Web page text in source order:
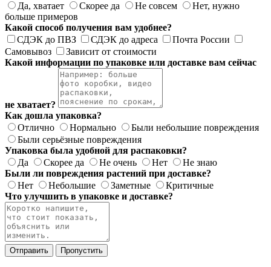
Да, хватает
Скорее да Не совсем
Нет, нужно
больше примеров
Какой способ получения вам удобнее?
СДЭК до ПВЗ
СДЭК до адреса
Почта России
Самовывоз
Зависит от стоимости
Какой информации по упаковке или доставке вам сейчас
не хватает?
Как дошла упаковка?
Отлично
Нормально
Были небольшие повреждения
Были серьёзные повреждения
Упаковка была удобной для распаковки?
Да
Скорее да Не очень Нет
Не знаю
Были ли повреждения растений при доставке?
Нет
Небольшие Заметные
Критичные
Что улучшить в упаковке и доставке?
Отправить Пропустить